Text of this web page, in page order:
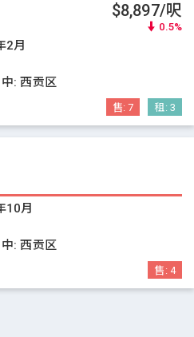
$8,897/呎
0.5%
2月
中:西贡区
售:7 租: 3
10月
中:西贡区
售: 4